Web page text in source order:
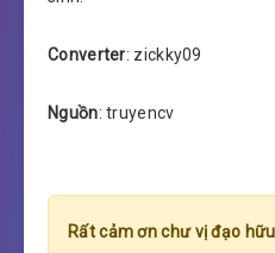
Converter: zickky09
Nguồn: truyencv
Rất cảm ơn chư vị đạo